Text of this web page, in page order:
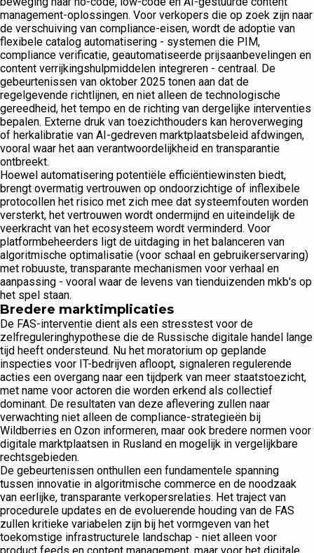
management-oplossingen. Voor verkopers die op zoek zijn naar
de verschuiving van compliance-eisen, wordt de adoptie van
flexibele catalog automatisering - systemen die PIM,
compliance verificatie, geautomatiseerde prijsaanbevelingen en
content verrijkingshulpmiddelen integreren - centraal. De
gebeurtenissen van oktober 2025 tonen aan dat de
regelgevende richtlijnen, en niet alleen de technologische
gereedheid, het tempo en de richting van dergelijke interventies
bepalen. Externe druk van toezichthouders kan heroverweging
of herkalibratie van AI-gedreven marktplaatsbeleid afdwingen,
vooral waar het aan verantwoordelijkheid en transparantie
ontbreekt.
Hoewel automatisering potentiële efficiëntiewinsten biedt,
brengt overmatig vertrouwen op ondoorzichtige of inflexibele
protocollen het risico met zich mee dat systeemfouten worden
versterkt, het vertrouwen wordt ondermijnd en uiteindelijk de
veerkracht van het ecosysteem wordt verminderd. Voor
platformbeheerders ligt de uitdaging in het balanceren van
algoritmische optimalisatie (voor schaal en gebruikerservaring)
met robuuste, transparante mechanismen voor verhaal en
aanpassing - vooral waar de levens van tienduizenden mkb's op
het spel staan.
Bredere marktimplicaties
De FAS-interventie dient als een stresstest voor de
zelfreguleringhypothese die de Russische digitale handel lange
tijd heeft ondersteund. Nu het moratorium op geplande
inspecties voor IT-bedrijven afloopt, signaleren regulerende
acties een overgang naar een tijdperk van meer staatstoezicht,
met name voor actoren die worden erkend als collectief
dominant. De resultaten van deze aflevering zullen naar
verwachting niet alleen de compliance-strategieën bij
Wildberries en Ozon informeren, maar ook bredere normen voor
digitale marktplaatsen in Rusland en mogelijk in vergelijkbare
rechtsgebieden.
De gebeurtenissen onthullen een fundamentele spanning
tussen innovatie in algoritmische commerce en de noodzaak
van eerlijke, transparante verkopersrelaties. Het traject van
procedurele updates en de evoluerende houding van de FAS
zullen kritieke variabelen zijn bij het vormgeven van het
toekomstige infrastructurele landschap - niet alleen voor